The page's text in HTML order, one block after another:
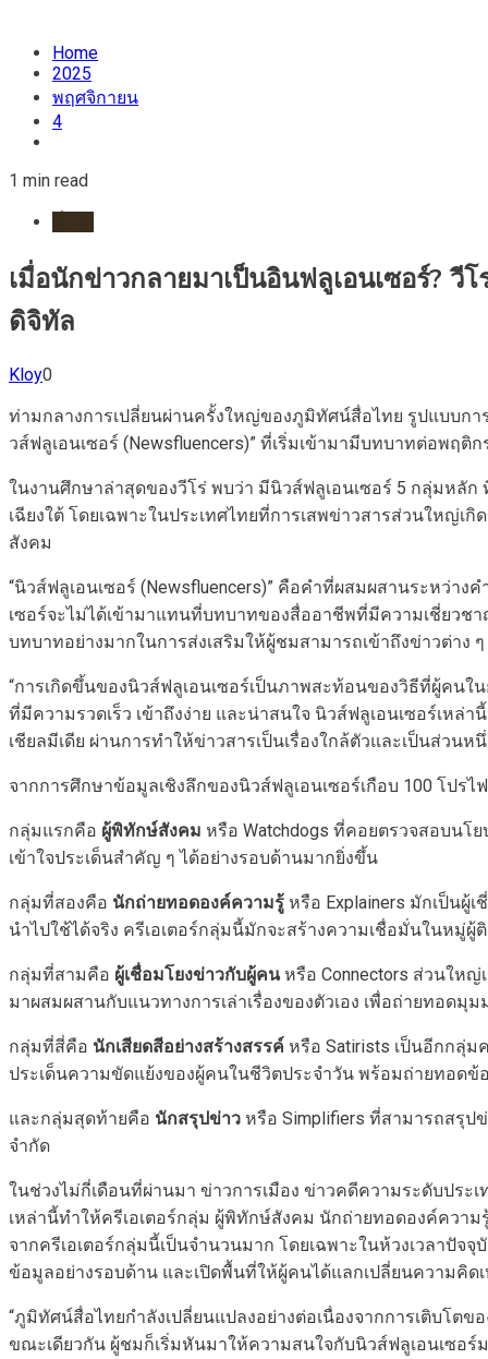
Home
2025
พฤศจิกายน
4
1 min read
เมื่อนักข่าวกลายมาเป็นอินฟลูเอนเซอร์? วี
ดิจิทัล
Kloy0
ท่ามกลางการเปลี่ยนผ่านครั้งใหญ่ของภูมิทัศน์สื่อไทย รูปแบบกา
วส์ฟลูเอนเซอร์ (Newsfluencers)” ที่เริ่มเข้ามามีบทบาทต่อพฤ
ในงานศึกษาล่าสุดของวีโร่ พบว่า มีนิวส์ฟลูเอนเซอร์ 5 กลุ่มหลั
เฉียงใต้ โดยเฉพาะในประเทศไทยที่การเสพข่าวสารส่วนใหญ่
สังคม
“นิวส์ฟลูเอนเซอร์ (Newsfluencers)” คือคำที่ผสมผสานระหว่าง
เซอร์จะไม่ได้เข้ามาแทนที่บทบาทของสื่ออาชีพที่มีความเชี่ยวช
บทบาทอย่างมากในการส่งเสริมให้ผู้ชมสามารถเข้าถึงข่าวต่า
“การเกิดขึ้นของนิวส์ฟลูเอนเซอร์เป็นภาพสะท้อนของวิธีที่ผู้คน
ที่มีความรวดเร็ว เข้าถึงง่าย และน่าสนใจ นิวส์ฟลูเอนเซอร์เหล่
เชียลมีเดีย ผ่านการทำให้ข่าวสารเป็นเรื่องใกล้ตัวและเป็นส่ว
จากการศึกษาข้อมูลเชิงลึกของนิวส์ฟลูเอนเซอร์เกือบ 100 โปร
กลุ่มแรกคือ ผู้พิทักษ์สังคม หรือ Watchdogs ที่คอยตรวจสอบนโ
เข้าใจประเด็นสำคัญ ๆ ได้อย่างรอบด้านมากยิ่งขึ้น
กลุ่มที่สองคือ นักถ่ายทอดองค์ความรู้ หรือ Explainers มักเป็นผู้
นำไปใช้ได้จริง ครีเอเตอร์กลุ่มนี้มักจะสร้างความเชื่อมั่นในหมู่
กลุ่มที่สามคือ ผู้เชื่อมโยงข่าวกับผู้คนหรือ Connectors ส่วนให
มาผสมผสานกับแนวทางการเล่าเรื่องของตัวเอง เพื่อถ่ายทอ
กลุ่มที่สี่คือ นักเสียดสีอย่างสร้างสรรค์ หรือ Satirists เป็นอีกกลุ่
ประเด็นความขัดแย้งของผู้คนในชีวิตประจำวัน พร้อมถ่ายทอด
และกลุ่มสุดท้ายคือ นักสรุปข่าว หรือ Simplifiers ที่สามารถสรุป
จำกัด
ในช่วงไม่กี่เดือนที่ผ่านมา ข่าวการเมือง ข่าวคดีความระดับปร
เหล่านี้ทำให้ครีเอเตอร์กลุ่ม ผู้พิทักษ์สังคม นักถ่ายทอดองค์ความ
จากครีเอเตอร์กลุ่มนี้เป็นจำนวนมาก โดยเฉพาะในห้วงเวลาปัจ
ข้อมูลอย่างรอบด้าน และเปิดพื้นที่ให้ผู้คนได้แลกเปลี่ยนความคิด
“ภูมิทัศน์สื่อไทยกำลังเปลี่ยนแปลงอย่างต่อเนื่องจากการเติบโ
ขณะเดียวกัน ผู้ชมก็เริ่มหันมาให้ความสนใจกับนิวส์ฟลูเอนเซอร์